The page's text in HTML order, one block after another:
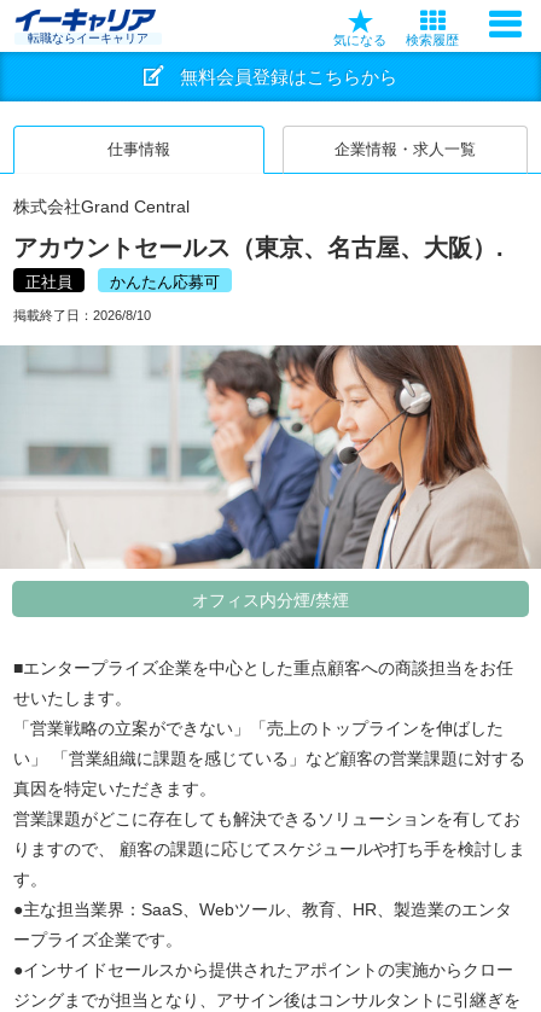
転職ならイーキャリア 気になる 検索履歴
無料会員登録はこちらから
仕事情報 企業情報・求人一覧
株式会社Grand Central
アカウントセールス（東京、名古屋、大阪）.
正社員 かんたん応募可
掲載終了日： 2026/8/10
オフィス内分煙/禁煙
■エンタープライズ企業を中心とした重点顧客への商談担当をお任
せいたします。
「営業戦略の立案ができない」「売上のトップラインを伸ばした
い」 「営業組織に課題を感じている」など顧客の営業課題に対する
真因を特定いただきます。
営業課題がどこに存在しても解決できるソリューションを有してお
りますので、 顧客の課題に応じてスケジュールや打ち手を検討しま
す。
●主な担当業界：SaaS、Webツール、教育、HR、製造業のエンタ
ープライズ企業です。
●インサイドセールスから提供されたアポイントの実施からクロー
ジングまでが担当となり、アサイン後はコンサルタントに引継ぎを